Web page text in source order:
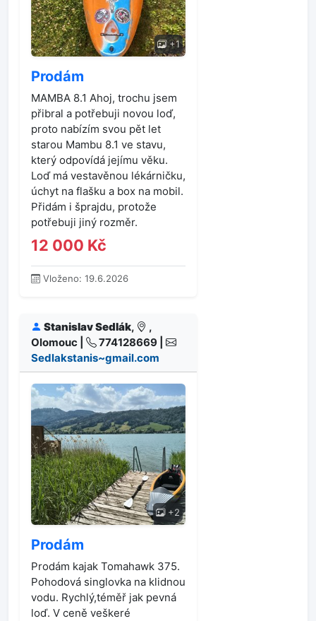
+1
Prodám
MAMBA 8.1 Ahoj, trochu jsem
přibral a potřebuji novou loď,
proto nabízím svou pět let
starou Mambu 8.1 ve stavu,
který odpovídá jejímu věku.
Loď má vestavěnou lékárničku,
úchyt na flašku a box na mobil.
Přidám i šprajdu, protože
potřebuji jiný rozměr.
12 000 Kč
Vloženo: 19.6.2026
Stanislav Sedlák,
,
Olomouc |
774128669 |
Sedlakstanis~gmail.com
+2
Prodám
Prodám kajak Tomahawk 375.
Pohodová singlovka na klidnou
vodu. Rychlý,téměř jak pevná
loď. V ceně veškeré